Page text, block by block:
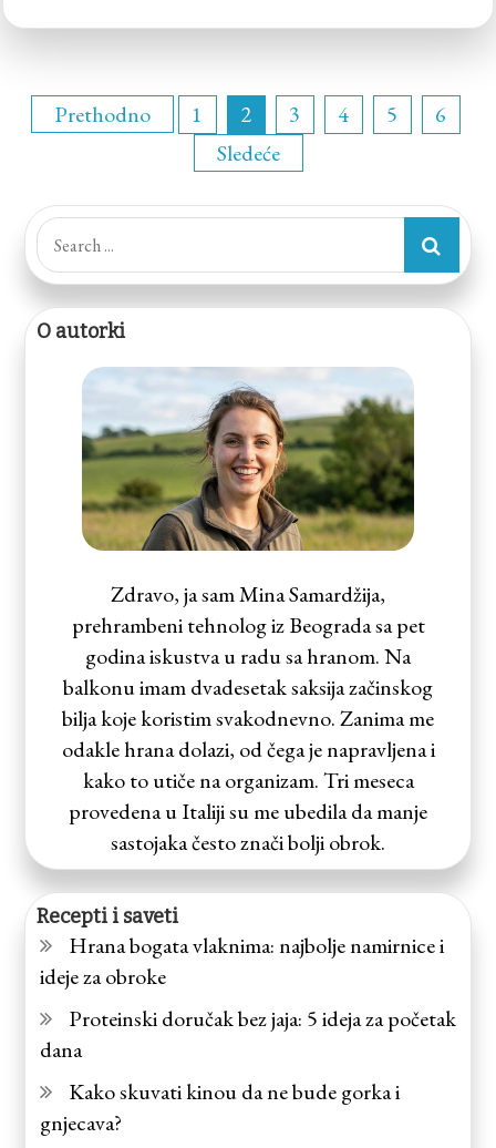
Paginacija
Prethodno 1 2 3 4 5
6
Sledeće
Search
for:
O autorki
Zdravo, ja sam Mina Samardžija,
prehrambeni tehnolog iz Beograda sa pet
godina iskustva u radu sa hranom. Na
balkonu imam dvadesetak saksija začinskog
bilja koje koristim svakodnevno. Zanima me
odakle hrana dolazi, od čega je napravljena i
kako to utiče na organizam. Tri meseca
provedena u Italiji su me ubedila da manje
sastojaka često znači bolji obrok.
Recepti i saveti
Hrana bogata vlaknima: najbolje namirnice i
ideje za obroke
Proteinski doručak bez jaja: 5 ideja za početak
dana
Kako skuvati kinou da ne bude gorka i
gnjecava?